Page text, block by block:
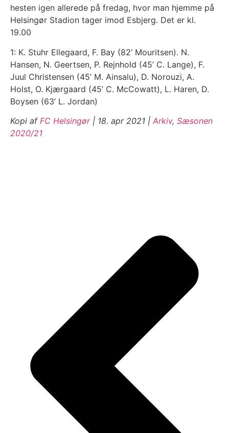
hesten igen allerede på fredag, hvor man hjemme på
Helsingør Stadion tager imod Esbjerg. Det er kl.
19.00
1: K. Stuhr Ellegaard, F. Bay (82’ Mouritsen). N.
Hansen, N. Geertsen, P. Rejnhold (45’ C. Lange), F.
Juul Christensen (45’ M. Ainsalu), D. Norouzi, A.
Holst, O. Kjærgaard (45’ C. McCowatt), L. Haren, D.
Boysen (63’ L. Jordan)
Kopi af FC Helsingør| 18. apr 2021 | Arkiv, Sæsonen
2020/21